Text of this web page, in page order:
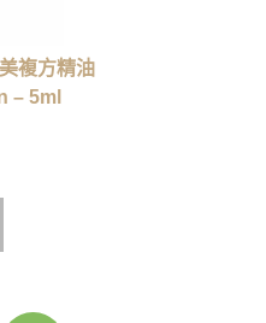
複方精油
– 5ml